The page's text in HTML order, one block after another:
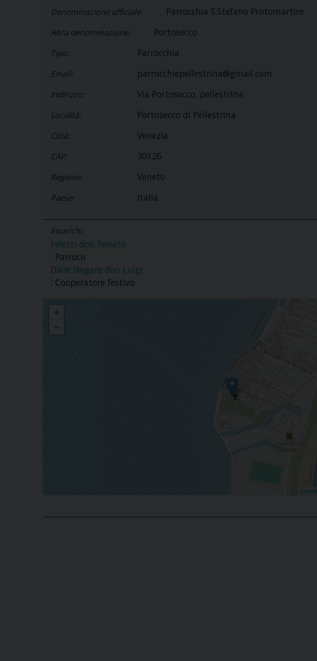
Denominazione ufficiale: Parrocchia S.Stefano Protomartire
Altra denominazione: Portosecco
Tipo: Parrocchia
Email: parrocchiepellestrina@gmail.com
Indirizzo: Via Portosecco, pellestrina
Località: Portosecco di Pellestrina
Città: Venezia
CAP: 30126
Regione: Veneto
Paese: Italia
Incarichi
Feletti don Renato
: Parroco
Dalle Nogare don Luigi
: Cooperatore festivo
Parrocchia S.Stefano Protomartire
+
−
Leaflet